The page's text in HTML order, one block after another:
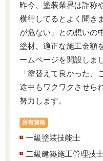
昨今、塗装業界は詐称
横行してるとよく聞き
が危ない」との想いの
塗材、適正な施工金額
ームページを開設しま
「塗替えて良かった、
途中もワクワクさせら
努力します。
所有資格
一級塗装技能士
二級建築施工管理技